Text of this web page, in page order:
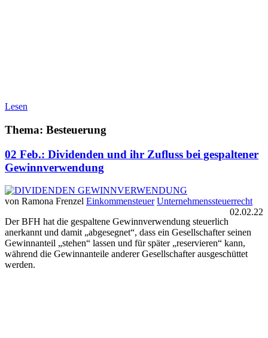
Lesen
Thema: Besteuerung
02 Feb.: Dividenden und ihr Zufluss bei gespaltener
Gewinnverwendung
von Ramona Frenzel Einkommensteuer Unternehmenssteuerrecht
02.02.22
Der BFH hat die gespaltene Gewinnverwendung steuerlich
anerkannt und damit „abgesegnet“, dass ein Gesellschafter seinen
Gewinnanteil „stehen“ lassen und für später „reservieren“ kann,
während die Gewinnanteile anderer Gesellschafter ausgeschüttet
werden.